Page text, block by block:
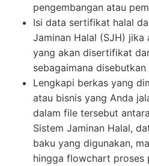
pengembangan atau
Isi data sertifikat halal
Jaminan Halal (SJH)
yang akan disertifikat
sebagaimana
Lengkapi berkas yang
atau bisnis yang Anda
dalam file tersebut
Sistem Jaminan Halal,
baku yang digunakan,
hingga flowchart proses